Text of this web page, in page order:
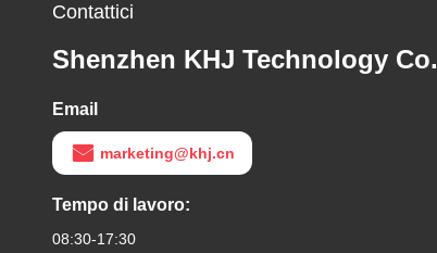
Contattici
Shenzhen KHJ Technology
Email
marketing@khj.cn
Tempo di lavoro:
08:30-17:30